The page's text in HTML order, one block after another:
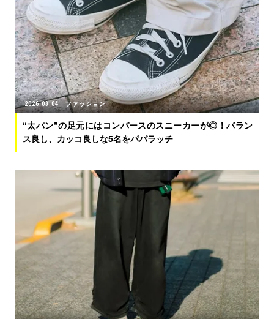
2026.03.04 ファッション
“太パン”の足元にはコンバースのスニーカーが◎！バラン
ス良し、カッコ良しな5名をパパラッチ